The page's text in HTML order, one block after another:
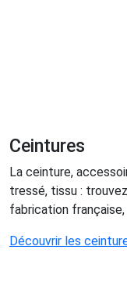
Ceintures
La ceinture,
tressé, tissu :
fabrication
Découvrir les